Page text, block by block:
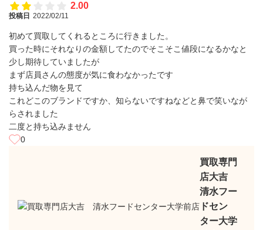
2.00
投稿日 2022/02/11
初めて買取してくれるところに行きました。
買った時にそれなりの金額してたのでそこそこ値段になるかなと
少し期待していましたが
まず店員さんの態度が気に食わなかったです
持ち込んだ物を見て
これどこのブランドですか、知らないですねなどと鼻で笑いなが
らされました
二度と持ち込みません
0
買取専門
店大吉
清水フー
ドセン
ター大学